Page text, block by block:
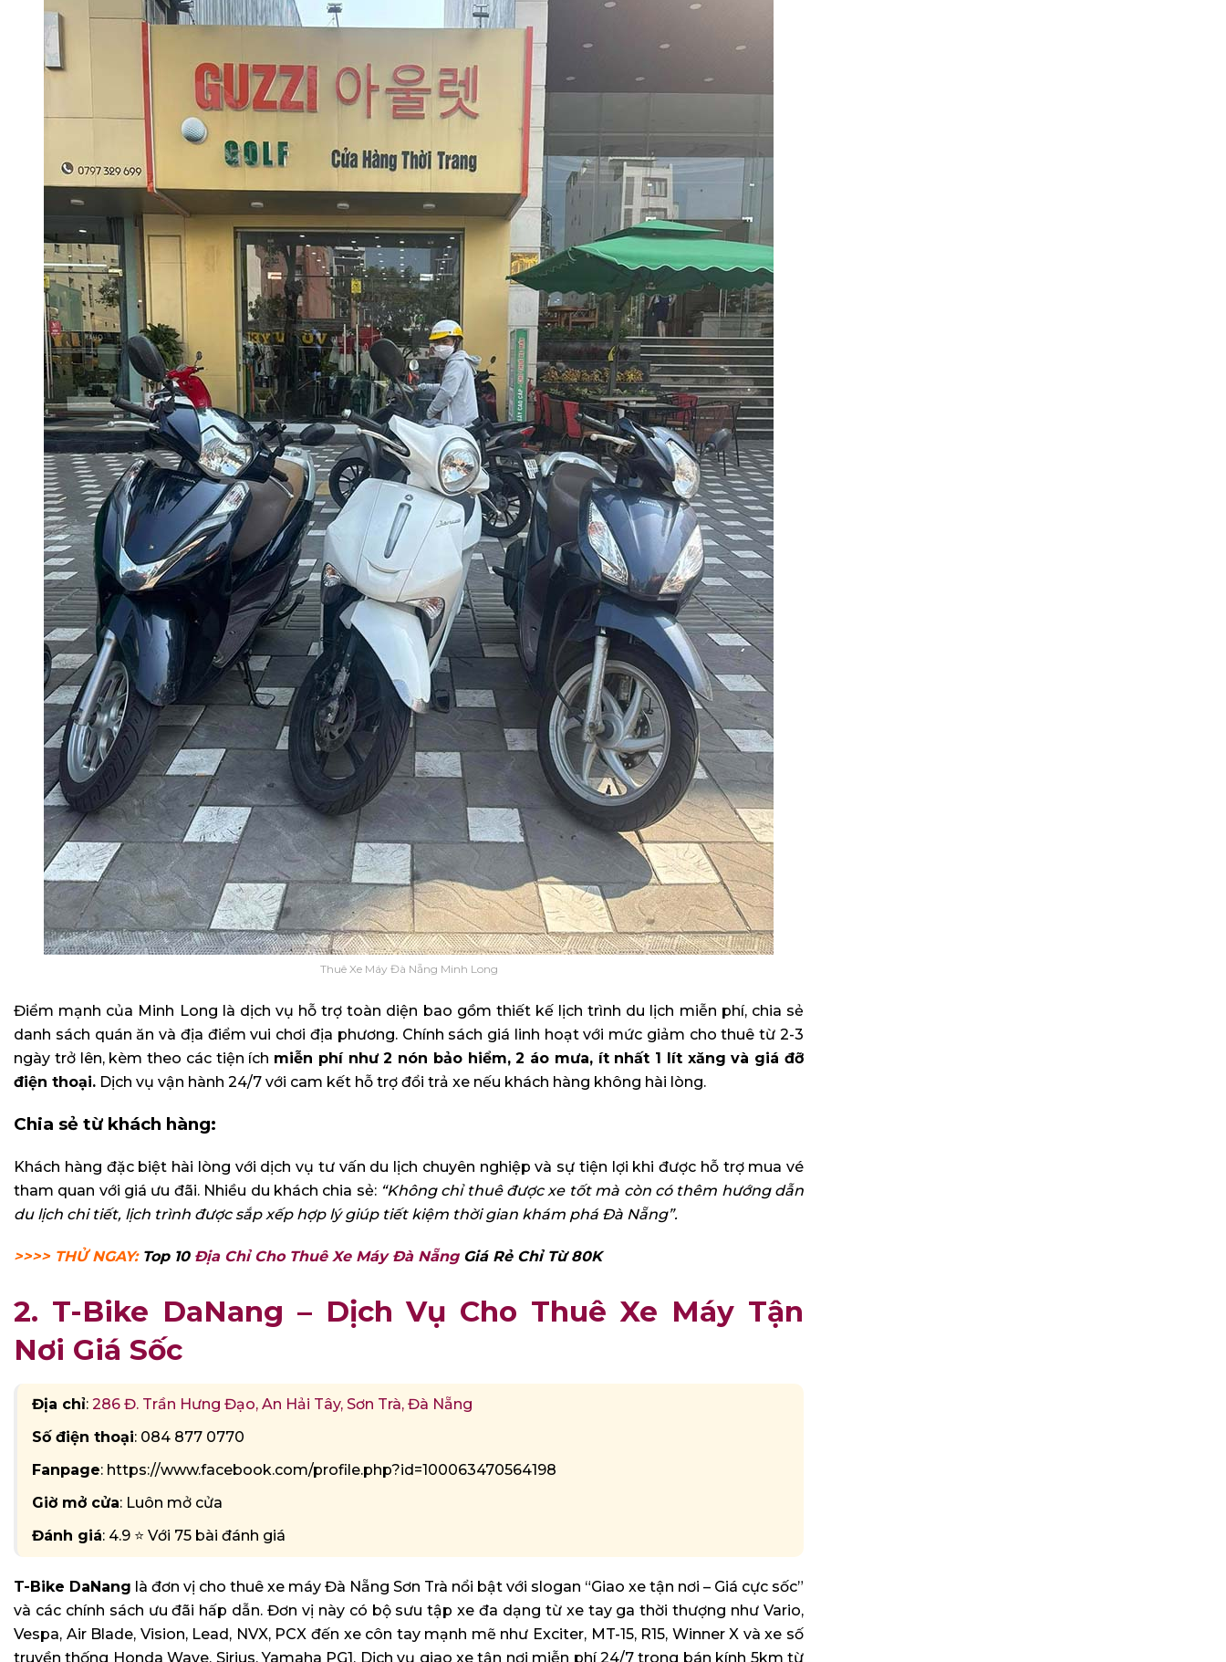
Thuê Xe Máy Đà Nẵng Minh Long
Điểm mạnh của Minh Long là dịch vụ hỗ trợ toàn diện bao gồm thiết kế lịch trình du lịch miễn phí, chia sẻ
danh sách quán ăn và địa điểm vui chơi địa phương. Chính sách giá linh hoạt với mức giảm cho thuê từ 2-3
ngày trở lên, kèm theo các tiện ích miễn phí như 2 nón bảo hiểm, 2 áo mưa, ít nhất 1 lít xăng và giá đỡ
điện thoại. Dịch vụ vận hành 24/7 với cam kết hỗ trợ đổi trả xe nếu khách hàng không hài lòng.
Chia sẻ từ khách hàng:
Khách hàng đặc biệt hài lòng với dịch vụ tư vấn du lịch chuyên nghiệp và sự tiện lợi khi được hỗ trợ mua vé
tham quan với giá ưu đãi. Nhiều du khách chia sẻ: “Không chỉ thuê được xe tốt mà còn có thêm hướng dẫn
du lịch chi tiết, lịch trình được sắp xếp hợp lý giúp tiết kiệm thời gian khám phá Đà Nẵng”.
>>>> THỬ NGAY: Top 10 Địa Chỉ Cho Thuê Xe Máy Đà Nẵng Giá Rẻ Chỉ Từ 80K
2. T-Bike DaNang – Dịch Vụ Cho Thuê Xe Máy Tận
Nơi Giá Sốc
Địa chỉ: 286 Đ. Trần Hưng Đạo, An Hải Tây, Sơn Trà, Đà Nẵng
Số điện thoại: 084 877 0770
Fanpage: https://www.facebook.com/profile.php?id=100063470564198
Giờ mở cửa: Luôn mở cửa
Đánh giá: 4.9 ⭐ Với 75 bài đánh giá
T-Bike DaNang là đơn vị cho thuê xe máy Đà Nẵng Sơn Trà nổi bật với slogan “Giao xe tận nơi – Giá cực sốc”
và các chính sách ưu đãi hấp dẫn. Đơn vị này có bộ sưu tập xe đa dạng từ xe tay ga thời thượng như Vario,
Vespa, Air Blade, Vision, Lead, NVX, PCX đến xe côn tay mạnh mẽ như Exciter, MT-15, R15, Winner X và xe số
truyền thống Honda Wave, Sirius, Yamaha PG1. Dịch vụ giao xe tận nơi miễn phí 24/7 trong bán kính 5km từ